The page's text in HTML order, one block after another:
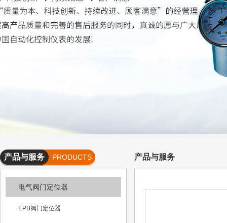
产品与服务
PRODUCTS
SERVICES
电气阀门定位器
EPB阀门定位器
产品与服务